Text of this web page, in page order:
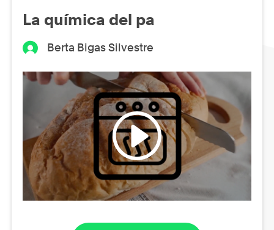
La química del pa
Berta Bigas Silvestre